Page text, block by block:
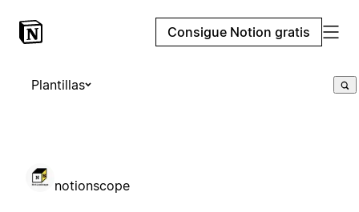
Consigue Notion gratis
Plantillas
notionscope